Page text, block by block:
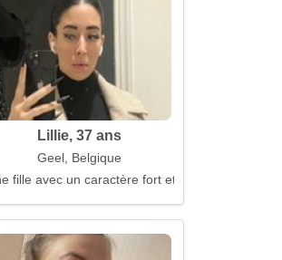
Lillie, 37 ans
Geel, Belgique
fille avec un caractère fort et de la tendresse